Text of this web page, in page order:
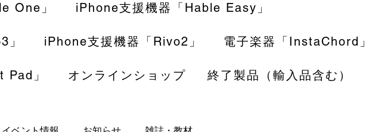
One」 iPhone支援機器「Hable Easy」
」 iPhone支援機器「Rivo2」 電子楽器「InstaChord」
Pad」 オンラインショップ 終了製品（輸入品含む）